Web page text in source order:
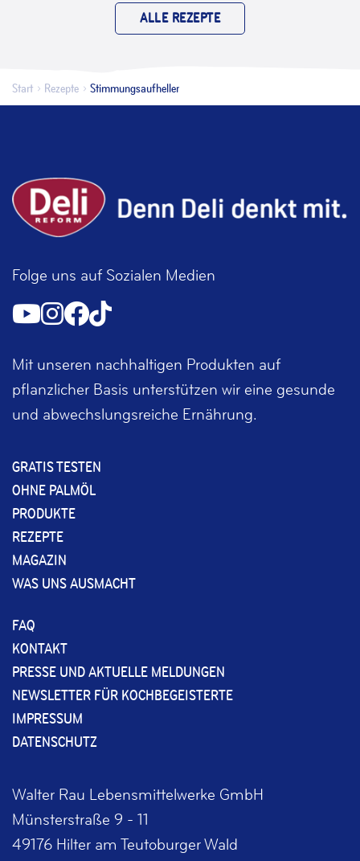
ALLE REZEPTE
Start Rezepte Stimmungsaufheller
Folge uns auf Sozialen Medien
Mit unseren nachhaltigen Produkten auf
pflanzlicher Basis unterstützen wir eine gesunde
und abwechslungsreiche Ernährung.
GRATIS TESTEN
OHNE PALMÖL
PRODUKTE
REZEPTE
MAGAZIN
WAS UNS AUSMACHT
FAQ
KONTAKT
PRESSE UND AKTUELLE MELDUNGEN
NEWSLETTER FÜR KOCHBEGEISTERTE
IMPRESSUM
DATENSCHUTZ
Walter Rau Lebensmittelwerke GmbH
Münsterstraße 9 - 11
49176 Hilter am Teutoburger Wald